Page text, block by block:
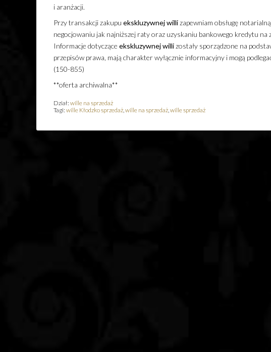
i aranżacji.
Przy transakcji zakupu ekskluzywnej willizapewniam obsługę
negocjowaniu jak najniższej raty oraz uzyskaniu bankowego kredytu na
Informacje dotyczące ekskluzywnej willizostały sporządzone na
przepisów prawa, mają charakter wyłącznie informacyjny i mogą
(150-855)
**oferta archiwalna**
Dział: wille na sprzedaż
Tagi: wille Kłodzko sprzedaż, wille na sprzedaż, wille sprzedaż